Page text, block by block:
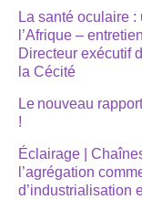
La santé oculaire
l’Afrique –
Directeur exécutif
la Cécité
Le nouveau
!
Éclairage |
l’agrégation
d’industrialisation